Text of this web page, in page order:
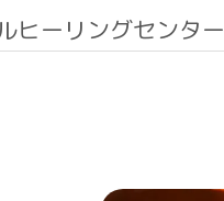
ヒーリングセンター